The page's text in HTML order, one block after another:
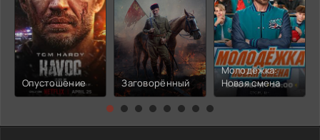
Опустошение Заговорённый
Молодёжка:
Новая смена